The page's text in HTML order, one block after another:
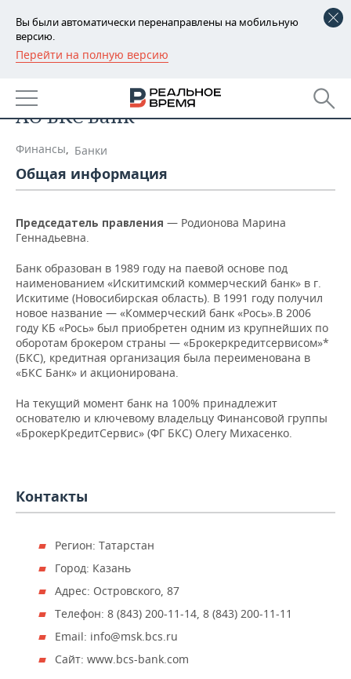
Вы были автоматически перенаправлены на мобильную
версию.
Перейти на полную версию
РЕГИОНЫ
БАШКОРТОСТАН
ТАТАРСТАН
УДМУРТИЯ
НОВОСТИ
НОВОСТИ АНАЛИТИКИ
КОРОЛИ ГОСЗАКАЗА ПФО
ВУЗЫ ТАТАРСТАНА
КОМУ ПРИНАДЛЕЖАТ
ТОРГОВЫЕ ЦЕНТРЫ
ТАТАРСТАНА
ЭКОНОМИКА
ФИНАНСЫ
БАНКИ
БЮДЖЕТ
ИНВЕСТИЦИИ
НОВОСТИ
ПРОМЫШЛЕННОСТИ
АГРОПРОМ
МАШИНОСТРОЕНИЕ
НЕФТЕХИМИЯ
ОПК
НЕДВИЖИМОСТЬ
НОВОСТИ НЕДВИЖИМОСТИ
АВТО
НОВОСТИ АВТО
БИЗНЕС
НОВОСТИ БИЗНЕСА
РОЗНИЧНАЯ ТОРГОВЛЯ
ТРАНСПОРТ
ТЕХНОЛОГИИ
НОВОСТИ ТЕХНОЛОГИЙ
IT
ТЕЛЕКОММУНИКАЦИИ
МЕРОПРИЯТИЯ
НОВОСТИ МЕРОПРИЯТИЙ
БИЗНЕС-БРАНЧИ
ОТКРЫТАЯ ЛЕКЦИЯ
СПОРТ
ФУТБОЛ
БАСКЕТБОЛ
ВОЛЕЙБОЛ
КИБЕРСПОРТ
НОВОСТИ ОБЩЕСТВА
ИНФРАСТРУКТУРА
ИСТОРИЯ
КУЛЬТУРА
ФОТОГАЛЕРЕЯ
СПРАВОЧНИК
СПИСОК ПЕРСОН
СПИСОК КОМПАНИЙ
ПОЛНАЯ ВЕРСИЯ
АО БКС Банк
Финансы, Банки
Общая информация
Председатель правления — Родионова Марина
Геннадьевна.
Банк образован в 1989 году на паевой основе под
наименованием «Искитимский коммерческий банк» в г.
Искитиме (Новосибирская область). В 1991 году получил
новое название — «Коммерческий банк «Рось».В 2006
году КБ «Рось» был приобретен одним из крупнейших по
оборотам брокером страны — «Брокеркредитсервисом»*
(БКС), кредитная организация была переименована в
«БКС Банк» и акционирована.
На текущий момент банк на 100% принадлежит
основателю и ключевому владельцу Финансовой группы
«БрокерКредитСервис» (ФГ БКС) Олегу Михасенко.
Контакты
Регион: Татарстан
Город: Казань
Адрес: Островского, 87
Телефон: 8 (843) 200-11-14, 8 (843) 200-11-11
Email: info@msk.bcs.ru
Сайт: www.bcs-bank.com